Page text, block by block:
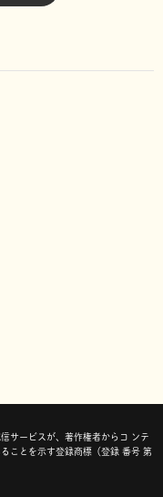
サービスが、著作権者からコ ンテ
ことを示す登録商標（登録 番号 第